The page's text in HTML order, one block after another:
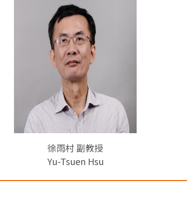
徐雨村副教授
Yu-Tsuen Hsu